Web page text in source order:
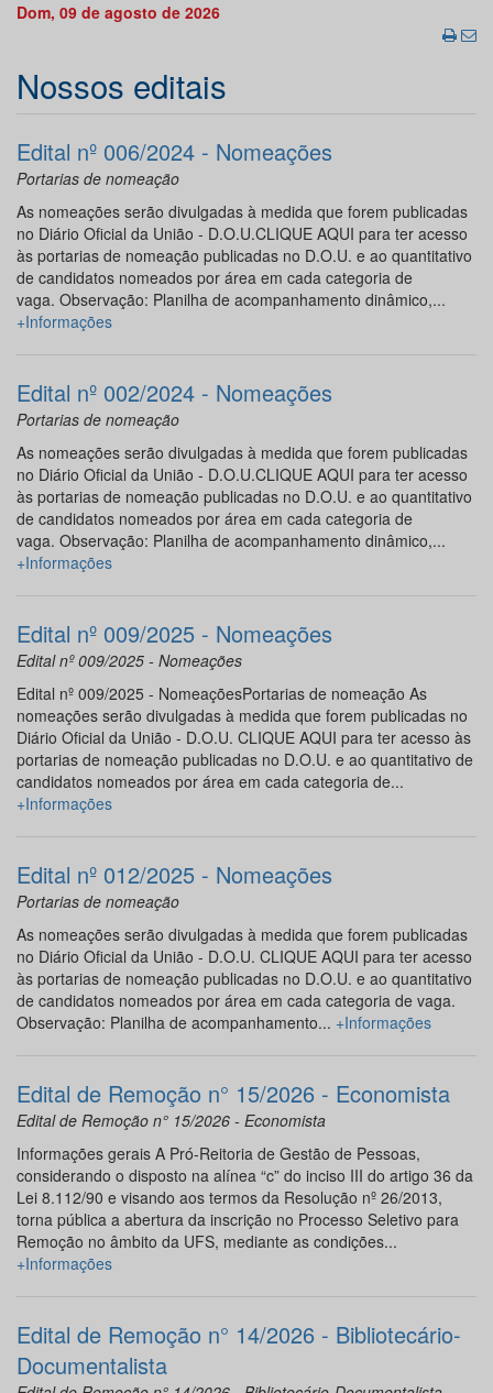
Dom, 09 de agosto de 2026
Nossos editais
Edital nº 006/2024 - Nomeações
Portarias de nomeação
As nomeações serão divulgadas à medida que forem publicadas
no Diário Oficial da União - D.O.U.CLIQUE AQUI para ter acesso
às portarias de nomeação publicadas no D.O.U. e ao quantitativo
de candidatos nomeados por área em cada categoria de
vaga. Observação: Planilha de acompanhamento dinâmico,...
+Informações
Edital nº 002/2024 - Nomeações
Portarias de nomeação
As nomeações serão divulgadas à medida que forem publicadas
no Diário Oficial da União - D.O.U.CLIQUE AQUI para ter acesso
às portarias de nomeação publicadas no D.O.U. e ao quantitativo
de candidatos nomeados por área em cada categoria de
vaga. Observação: Planilha de acompanhamento dinâmico,...
+Informações
Edital nº 009/2025 - Nomeações
Edital nº 009/2025 - Nomeações
Edital nº 009/2025 - NomeaçõesPortarias de nomeação As
nomeações serão divulgadas à medida que forem publicadas no
Diário Oficial da União - D.O.U. CLIQUE AQUI para ter acesso às
portarias de nomeação publicadas no D.O.U. e ao quantitativo de
candidatos nomeados por área em cada categoria de...
+Informações
Edital nº 012/2025 - Nomeações
Portarias de nomeação
As nomeações serão divulgadas à medida que forem publicadas
no Diário Oficial da União - D.O.U. CLIQUE AQUI para ter acesso
às portarias de nomeação publicadas no D.O.U. e ao quantitativo
de candidatos nomeados por área em cada categoria de vaga.
Observação: Planilha de acompanhamento... +Informações
Edital de Remoção n° 15/2026 - Economista
Edital de Remoção n° 15/2026 - Economista
Informações gerais A Pró-Reitoria de Gestão de Pessoas,
considerando o disposto na alínea “c” do inciso III do artigo 36 da
Lei 8.112/90 e visando aos termos da Resolução nº 26/2013,
torna pública a abertura da inscrição no Processo Seletivo para
Remoção no âmbito da UFS, mediante as condições...
+Informações
Edital de Remoção n° 14/2026 - Bibliotecário-
Documentalista